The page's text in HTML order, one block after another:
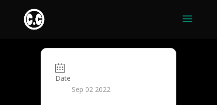
Date
Sep 02 2022